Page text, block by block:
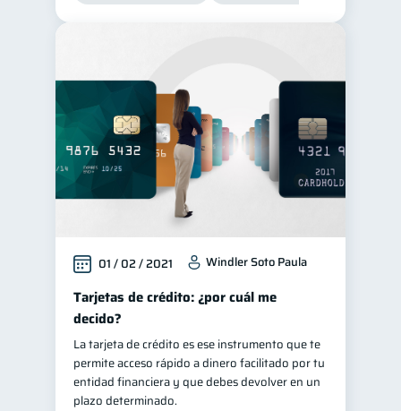
01 / 02 / 2021 Windler Soto Paula
Tarjetas de crédito: ¿por cuál me
decido?
La tarjeta de crédito es ese instrumento que te
permite acceso rápido a dinero facilitado por tu
entidad financiera y que debes devolver en un
plazo determinado.